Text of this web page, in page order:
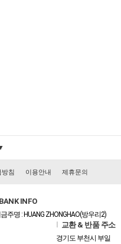
방침 이용안내 제휴문의
BANK INFO
주명 : HUANG ZHONGHAO(방우리2)
교환 & 반품 주소
경기도 부천시 부일